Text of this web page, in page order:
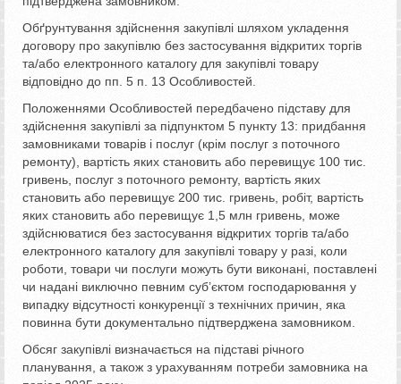
Обґрунтування здійснення закупівлі шляхом укладення
договору про закупівлю без застосування відкритих торгів
та/або електронного каталогу для закупівлі товару
відповідно до пп. 5 п. 13 Особливостей.
Положеннями Особливостей передбачено підставу для
здійснення закупівлі за підпунктом 5 пункту 13: придбання
замовниками товарів і послуг (крім послуг з поточного
ремонту), вартість яких становить або перевищує 100 тис.
гривень, послуг з поточного ремонту, вартість яких
становить або перевищує 200 тис. гривень, робіт, вартість
яких становить або перевищує 1,5 млн гривень, може
здійснюватися без застосування відкритих торгів та/або
електронного каталогу для закупівлі товару у разі, коли
роботи, товари чи послуги можуть бути виконані, поставлені
чи надані виключно певним суб’єктом господарювання у
випадку відсутності конкуренції з технічних причин, яка
повинна бути документально підтверджена замовником.
Обсяг закупівлі визначається на підставі річного
планування, а також з урахуванням потреби замовника на